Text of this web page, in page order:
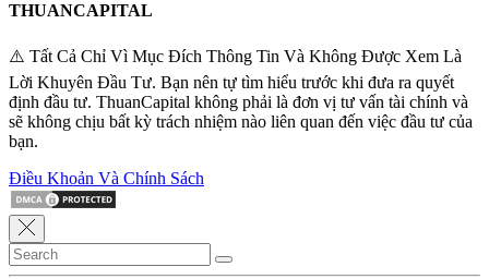
THUANCAPITAL
⚠️ Tất Cả Chỉ Vì Mục Đích Thông Tin Và Không Được Xem Là
Lời Khuyên Đầu Tư. Bạn nên tự tìm hiểu trước khi đưa ra quyết
định đầu tư. ThuanCapital không phải là đơn vị tư vấn tài chính và
sẽ không chịu bất kỳ trách nhiệm nào liên quan đến việc đầu tư của
bạn.
Điều Khoản Và Chính Sách